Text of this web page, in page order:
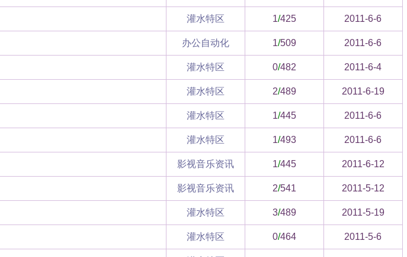
灌水特区 1/425 2011-6-6
办公自动化 1/509 2011-6-6
灌水特区 0/482 2011-6-4
灌水特区 2/489 2011-6-19
灌水特区 1/445 2011-6-6
灌水特区 1/493 2011-6-6
影视音乐资讯 1/445 2011-6-12
影视音乐资讯 2/541 2011-5-12
灌水特区 3/489 2011-5-19
灌水特区 0/464 2011-5-6